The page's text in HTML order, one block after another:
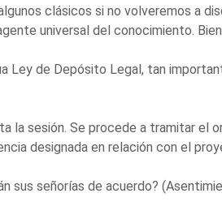
clásicos si no volveremos a
universal del conocimiento.
Ley de Depósito Legal, tan
la sesión. Se procede a tramitar el
designada en relación con el
sus señorías de acuerdo?